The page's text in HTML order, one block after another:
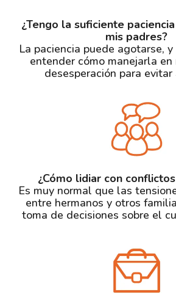
¿Tengo la suficiente
mis padres?
La paciencia puede agotarse,
entender cómo manejarla
desesperación para
¿Cómo lidiar con
Es muy normal que las
entre hermanos y otros
toma de decisiones sobre el